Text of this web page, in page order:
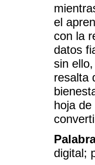
el
con la
datos
sin
resalta
hoja
digital;